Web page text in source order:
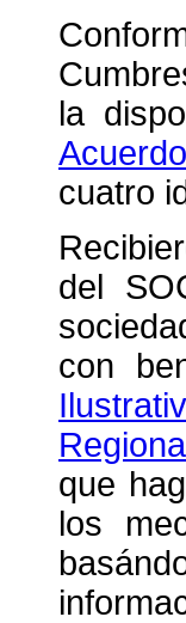
la
cuatro
del
con
que
los